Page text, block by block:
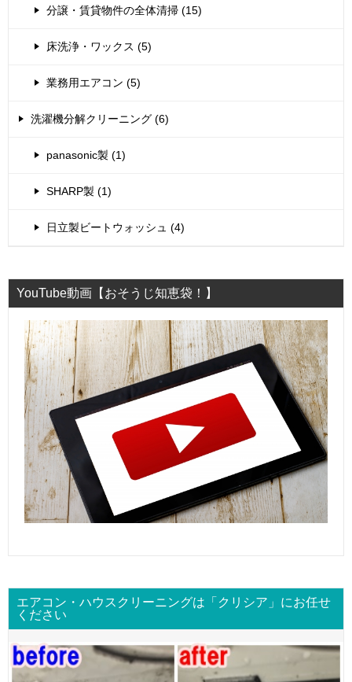
分譲・賃貸物件の全体清掃 (15)
床洗浄・ワックス (5)
業務用エアコン (5)
洗濯機分解クリーニング (6)
panasonic製 (1)
SHARP製 (1)
日立製ビートウォッシュ (4)
YouTube動画【おそうじ知恵袋！】
エアコン・ハウスクリーニングは「クリシア」にお任せ
ください